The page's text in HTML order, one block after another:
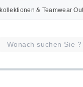
& Teamwear